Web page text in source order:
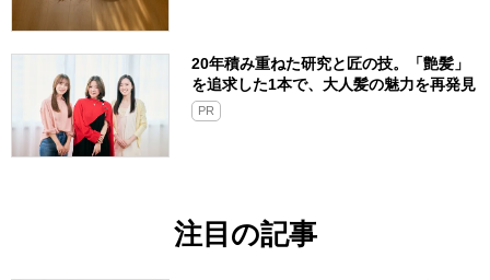
20年積み重ねた研究と匠の技。「艶髪」
を追求した1本で、大人髪の魅力を再発見
PR
注目の記事